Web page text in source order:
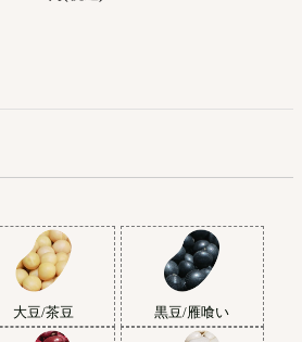
大豆/茶豆 黒豆/雁喰い